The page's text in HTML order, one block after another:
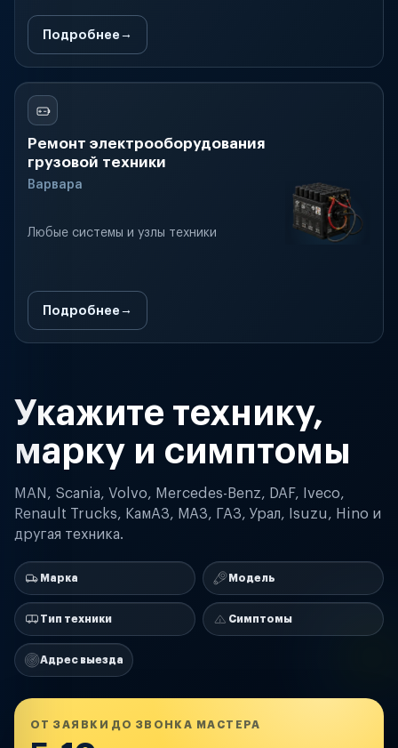
Подробнее
Ремонт электрооборудования
грузовой техники
Варвара
Любые системы и узлы техники
Подробнее
Укажите технику,
марку и симптомы
MAN, Scania, Volvo, Mercedes-Benz, DAF, Iveco,
Renault Trucks, КамАЗ, МАЗ, ГАЗ, Урал, Isuzu, Hino и
другая техника.
Марка Модель
Тип техники Симптомы
Адрес выезда
ОТ ЗАЯВКИ ДО ЗВОНКА МАСТЕРА